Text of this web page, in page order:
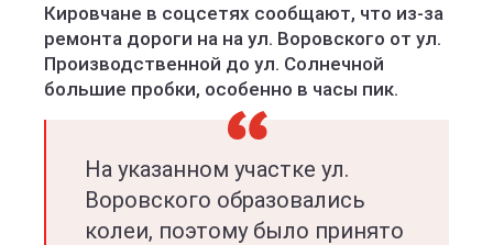
Кировчане в соцсетях сообщают, что из-за
ремонта дороги на на ул. Воровского от ул.
Производственной до ул. Солнечной
большие пробки, особенно в часы пик.
На указанном участке ул.
Воровского образовались
колеи, поэтому было принято